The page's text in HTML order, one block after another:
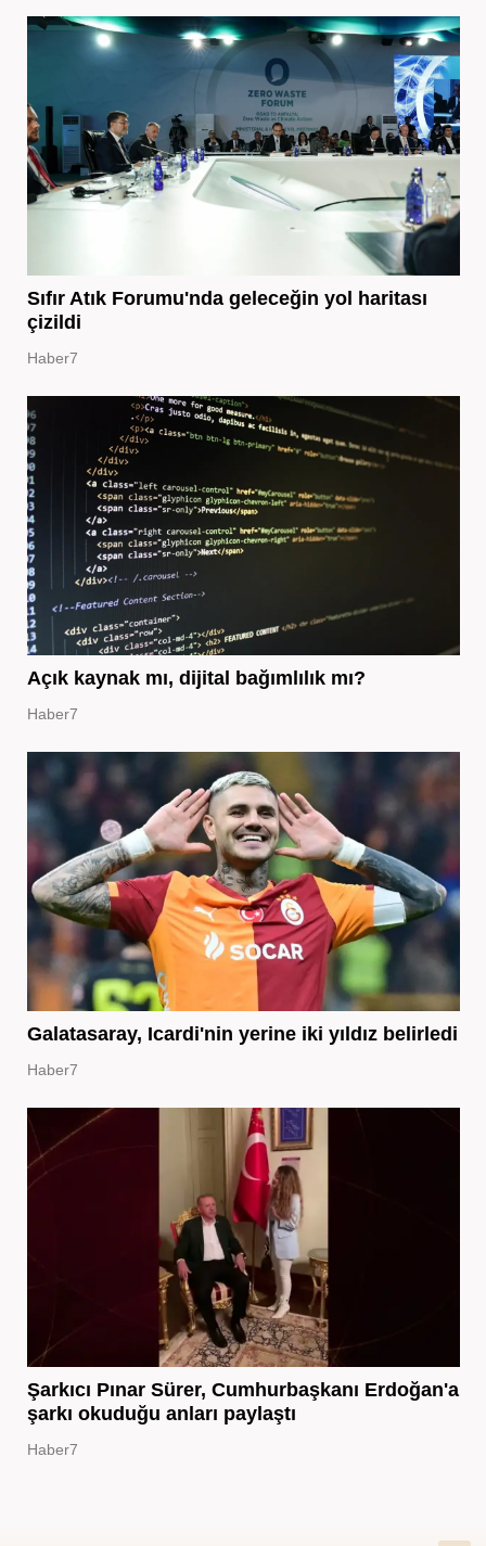
Sıfır Atık Forumu'nda geleceğin yol haritası
çizildi
Haber7
Açık kaynak mı, dijital bağımlılık mı?
Haber7
Galatasaray, Icardi'nin yerine iki yıldız belirledi
Haber7
Şarkıcı Pınar Sürer, Cumhurbaşkanı Erdoğan'a
şarkı okuduğu anları paylaştı
Haber7